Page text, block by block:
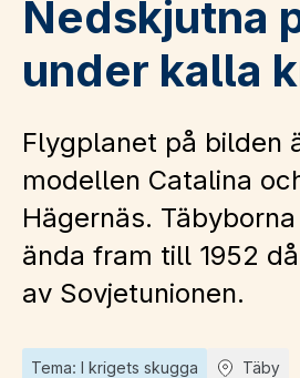
Nedskjutna
under kalla
Flygplanet på bilden
modellen Catalina
Hägernäs.
ända fram till 1952
av Sovjetunionen.
Tema: I krigets skugga Täby